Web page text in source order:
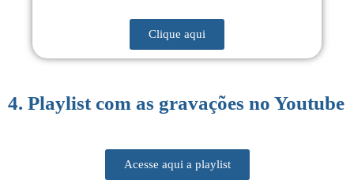
Clique aqui
4. Playlist com as gravações no Youtube
Acesse aqui a playlist